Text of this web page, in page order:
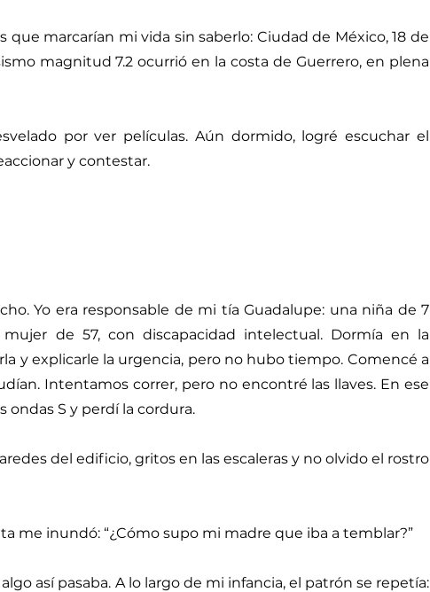
que marcarían mi vida sin saberlo: Ciudad de México, 18 de
magnitud 7.2 ocurrió en la costa de Guerrero, en plena
por ver películas. Aún dormido, logré escuchar el
y contestar.
Yo era responsable de mi tía Guadalupe: una niña de 7
de 57, con discapacidad intelectual. Dormía en la
y explicarle la urgencia, pero no hubo tiempo. Comencé a
Intentamos correr, pero no encontré las llaves. En ese
ondas S y perdí la cordura.
del edificio, gritos en las escaleras y no olvido el rostro
me inundó: “¿Cómo supo mi madre que iba a temblar?”
así pasaba. A lo largo de mi infancia, el patrón se repetía: